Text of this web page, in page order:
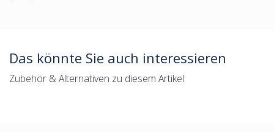
Das könnte Sie auch interessieren
Zubehör & Alternativen zu diesem Artikel